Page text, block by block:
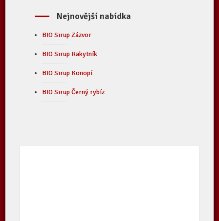
Nejnovější nabídka
BIO Sirup Zázvor
BIO Sirup Rakytník
BIO Sirup Konopí
BIO Sirup Černý rybíz